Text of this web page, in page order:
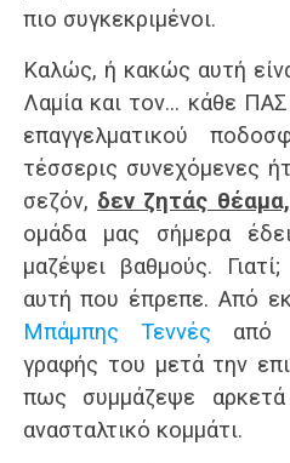
πιο συγκεκριμένοι.
Καλώς, ή κακώς αυτή
Λαμία και τον… κάθε
επαγγελματικού
τέσσερις συνεχόμενες
σεζόν, δεν ζητάς
ομάδα μας σήμερα
μαζέψει βαθμούς.
αυτή που έπρεπε. Από
Μπάμπης Τεννές από
γραφής του μετά την
πως συμμάζεψε
ανασταλτικό κομμάτι.